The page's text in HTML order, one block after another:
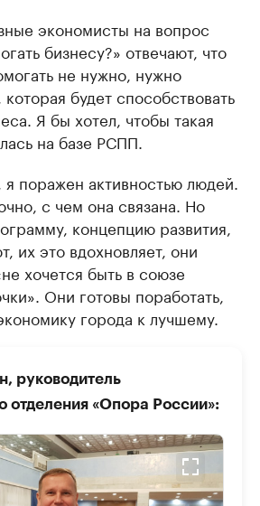
экономисты на вопрос
бизнесу?» отвечают, что
не нужно, нужно
будет способствовать
Я бы хотел, чтобы такая
на базе РСПП.
поражен активностью людей.
с чем она связана. Но
концепцию развития,
их это вдохновляет, они
хочется быть в союзе
Они готовы поработать,
города к лучшему.
руководитель
отделения «Опора России»: